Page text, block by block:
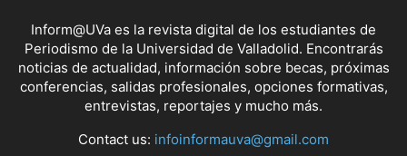
Inform@UVa es la revista digital de los estudiantes de
Periodismo de la Universidad de Valladolid. Encontrarás
noticias de actualidad, información sobre becas, próximas
conferencias, salidas profesionales, opciones formativas,
entrevistas, reportajes y mucho más.
Contact us: infoinformauva@gmail.com